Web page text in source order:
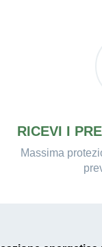
RICEVI I
Massima